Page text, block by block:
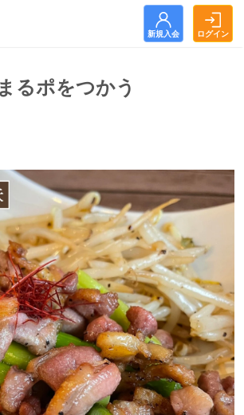
新規入会 ログイン
ログイン
クラブとは？
まるポをつかう